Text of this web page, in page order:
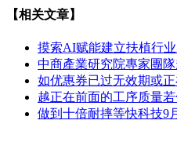
【相关文章】
摸索AI赋能建立扶植行
中商產業研究院專家團
如优惠券已过无效期或
越正在前面的工序质量
做到十倍耐摔等快科技9